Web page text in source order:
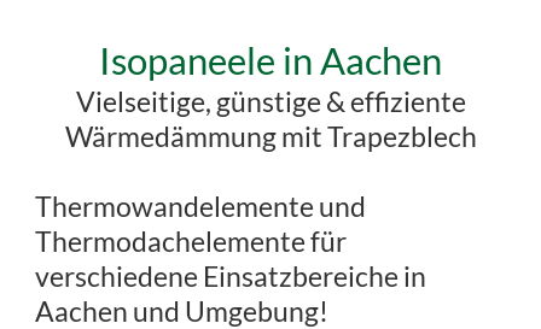
Isopaneele in Aachen
Vielseitige, günstige & effiziente
Wärmedämmung mit Trapezblech
Thermowandelemente und
Thermodachelemente für
verschiedene Einsatzbereiche in
Aachen und Umgebung!